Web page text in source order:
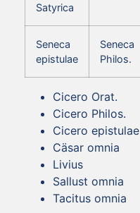
Satyrica
Seneca
epistulae
Seneca
Philos.
Cicero Orat.
Cicero Philos.
Cicero epistulae
Cäsar omnia
Livius
Sallust omnia
Tacitus omnia